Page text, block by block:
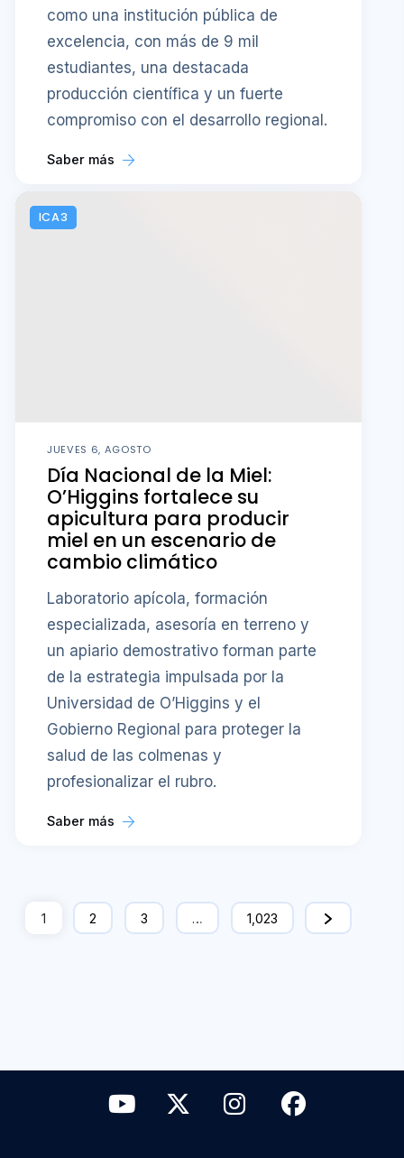
como una institución pública de
excelencia, con más de 9 mil
estudiantes, una destacada
producción científica y un fuerte
compromiso con el desarrollo regional.
Saber más
ICA3
JUEVES 6, AGOSTO
Día Nacional de la Miel:
O’Higgins fortalece su
apicultura para producir
miel en un escenario de
cambio climático
Laboratorio apícola, formación
especializada, asesoría en terreno y
un apiario demostrativo forman parte
de la estrategia impulsada por la
Universidad de O’Higgins y el
Gobierno Regional para proteger la
salud de las colmenas y
profesionalizar el rubro.
Saber más
1 2 3 … 1,023